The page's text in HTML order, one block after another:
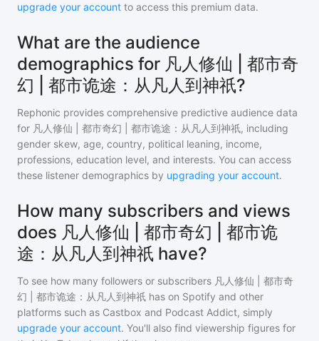
upgrade your account to access this premium data.
What are the audience
demographics for 凡人修仙 | 都市奇
幻 | 都市诡途：从凡人到神祇?
Rephonic provides comprehensive predictive audience data
for 凡人修仙 | 都市奇幻 | 都市诡途：从凡人到神祇, including
gender skew, age, country, political leaning, income,
professions, education level, and interests. You can access
these listener demographics by upgrading your account.
How many subscribers and views
does 凡人修仙 | 都市奇幻 | 都市诡
途：从凡人到神祇 have?
To see how many followers or subscribers 凡人修仙 | 都市奇
幻 | 都市诡途：从凡人到神祇 has on Spotify and other
platforms such as Castbox and Podcast Addict, simply
upgrade your account. You'll also find viewership figures for